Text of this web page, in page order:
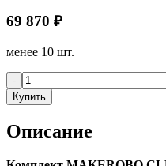
69 870 ₽
менее 10 шт.
-
Купить
Описание